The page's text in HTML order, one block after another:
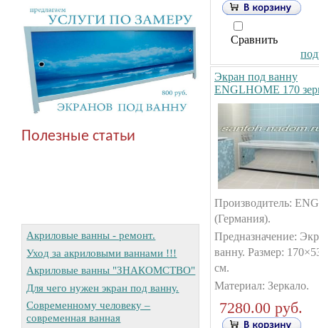
Полезные статьи
Акриловые ванны - ремонт.
Уход за акриловыми ваннами !!!
Акриловые ванны "ЗНАКОМСТВО"
Для чего нужен экран под ванну.
Современному человеку –
современная ванная
Сравнить
Экран под ванну
ENGLHOME 170
Производитель:
(Германия).
Предназначение:
ванну. Размер:
см.
Материал: Зеркало.
7280.00 руб.